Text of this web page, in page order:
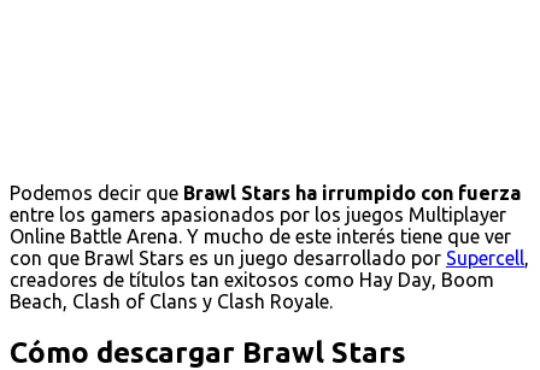
Podemos decir que Brawl Stars ha irrumpido con fuerza
entre los gamers apasionados por los juegos Multiplayer
Online Battle Arena. Y mucho de este interés tiene que ver
con que Brawl Stars es un juego desarrollado por Supercell,
creadores de títulos tan exitosos como Hay Day, Boom
Beach, Clash of Clans y Clash Royale.
Cómo descargar Brawl Stars